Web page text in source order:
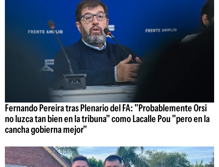
Fernando Pereira tras Plenario del FA: "Probablemente Orsi
no luzca tan bien en la tribuna" como Lacalle Pou "pero en la
cancha gobierna mejor"